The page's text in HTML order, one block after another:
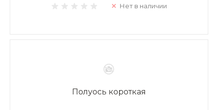
Нет в наличии
Полуось короткая